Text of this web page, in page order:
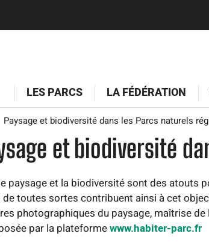
LES PARCS LA FÉDÉRATION
Paysage et biodiversité dans les Parcs naturels
et biodiversité
paysage et la biodiversité sont des atouts
toutes sortes contribuent ainsi à cet
photographiques du paysage, maîtrise
par la plateformewww.habiter-parc.fr